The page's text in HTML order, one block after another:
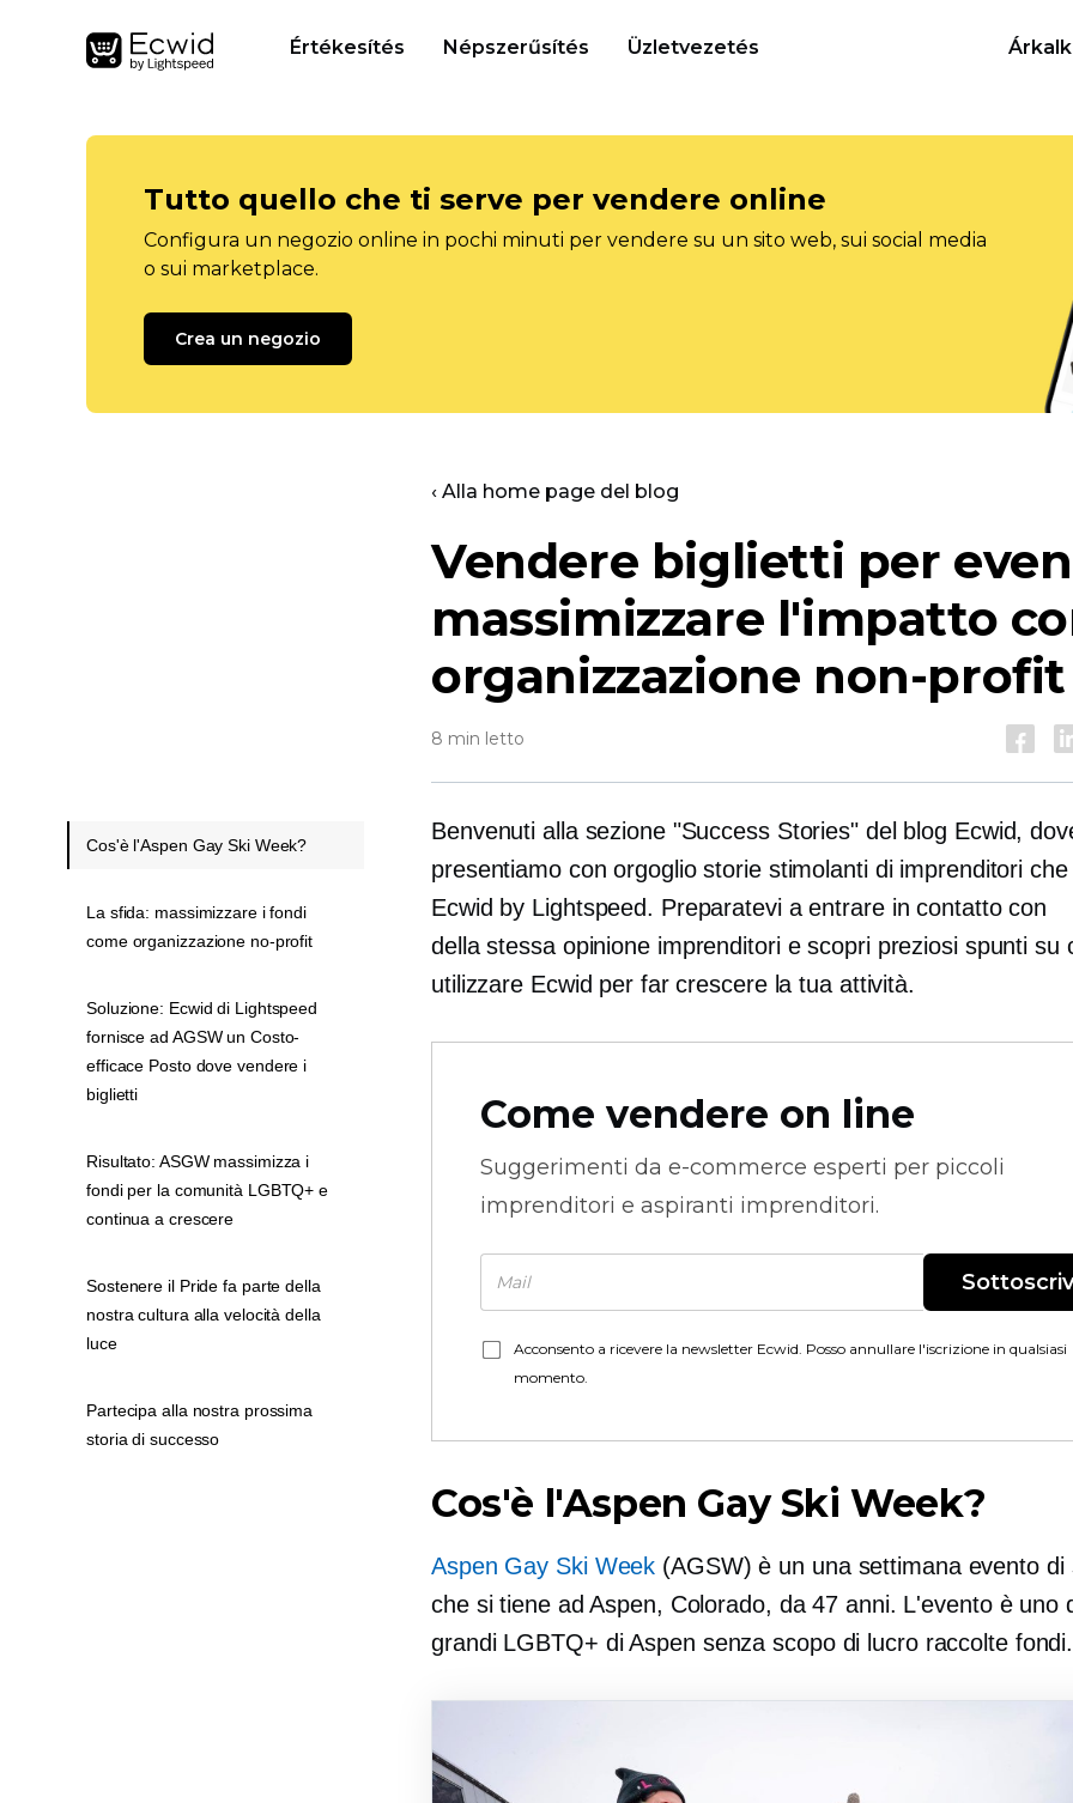
Értékesítés Népszerűsítés Üzletvezetés
Tutto quello che ti serve per vendere online
Configura un negozio online in pochi minuti per vendere su un sito web, sui social media
o sui marketplace.
Crea un negozio
‹ Alla home page del blog
Vendere biglietti per
massimizzare l'impatto
organizzazione non-profit
8 min letto
Benvenuti alla sezione "Success Stories" del blog Ecwid,
presentiamo con orgoglio storie stimolanti di imprenditori
Ecwid by Lightspeed. Preparatevi a entrare in contatto con
della stessa opinioneimprenditori e scopri preziosi spunti su
utilizzare Ecwid per far crescere la tua attività.
Come vendere on line
Suggerimenti da e-commerce esperti per piccoli
imprenditori e aspiranti imprenditori.
Acconsento a ricevere la newsletter Ecwid. Posso annullare l'iscrizione in qualsiasi
momento.
Cos'è l'Aspen Gay Ski Week?
Aspen Gay Ski Week (AGSW) è un una settimanaevento di
che si tiene ad Aspen, Colorado, da 47 anni. L'evento è uno
grandi LGBTQ+ di Aspen senza scopo di lucroraccolte fondi.
Cos'è l'Aspen Gay Ski Week?
La sfida: massimizzare i fondi
come organizzazione no-profit
Soluzione: Ecwid di Lightspeed
fornisce ad AGSW un Costo-
efficace Posto dove vendere i
biglietti
Risultato: ASGW massimizza i
fondi per la comunità LGBTQ+ e
continua a crescere
Sostenere il Pride fa parte della
nostra cultura alla velocità della
luce
Partecipa alla nostra prossima
storia di successo